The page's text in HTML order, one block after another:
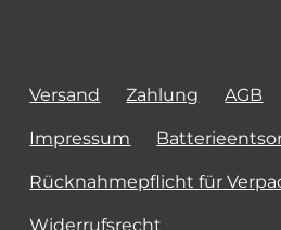
Versand Zahlung AGB
Impressum
Rücknahmepflicht für
Widerrufsrecht